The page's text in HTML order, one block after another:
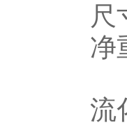
尺
净
流